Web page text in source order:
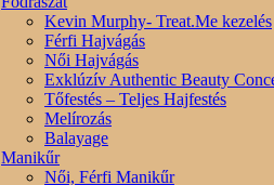
Kevin Murphy- Treat.Me kezelés
Férfi Hajvágás
Női Hajvágás
Exklúzív Authentic Beauty
Tőfestés – Teljes Hajfestés
Melírozás
Balayage
Manikűr
Női, Férfi Manikűr